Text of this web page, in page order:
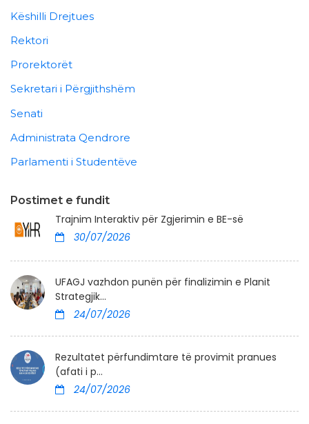
Këshilli Drejtues
Rektori
Prorektorët
Sekretari i Përgjithshëm
Senati
Administrata Qendrore
Parlamenti i Studentëve
Postimet e fundit
Trajnim Interaktiv për Zgjerimin e BE-së
30/07/2026
UFAGJ vazhdon punën për finalizimin e Planit
Strategjik...
24/07/2026
Rezultatet përfundimtare të provimit pranues
(afati i p...
24/07/2026